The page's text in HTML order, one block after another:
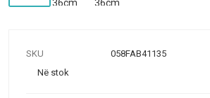
SKU
058FAB41135
Në stok